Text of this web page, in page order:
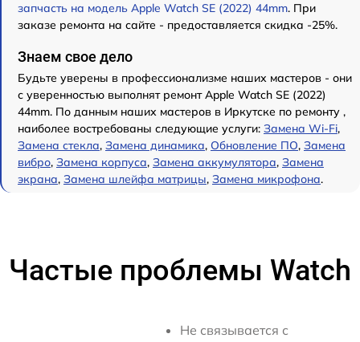
запчасть на модель Apple Watch SE (2022) 44mm. При
заказе ремонта на сайте - предоставляется скидка -25%.
Знаем свое дело
Будьте уверены в профессионализме наших мастеров - они
с уверенностью выполнят ремонт Apple Watch SE (2022)
44mm. По данным наших мастеров в Иркутске по ремонту ,
наиболее востребованы следующие услуги: Замена Wi-Fi,
Замена стекла, Замена динамика, Обновление ПО, Замена
вибро, Замена корпуса, Замена аккумулятора, Замена
экрана, Замена шлейфа матрицы, Замена микрофона.
Частые проблемы Watch
Не связывается с